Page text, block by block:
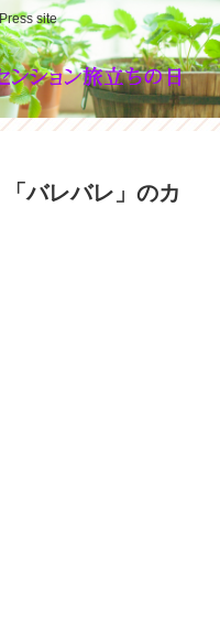
site
バレバレ」のカ